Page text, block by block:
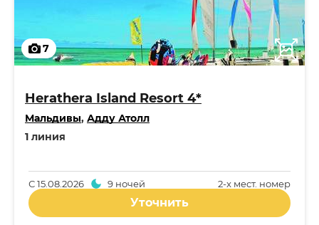
7
Herathera Island Resort 4*
Мальдивы, Адду Атолл
1 линия
2-x мест. номер
С15.08.2026 9 ночей
Уточнить